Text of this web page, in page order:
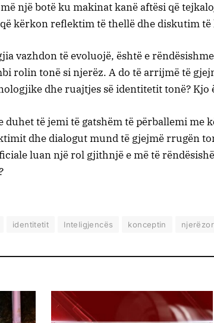
një botë ku makinat kanë aftësi që
kërkon reflektim të thellë dhe diskutim të
vazhdon të evoluojë, është e
rolin tonë si njerëz. A do të arrijmë të
dhe ruajtjes së identitetit tonë? Kjo
duhet të jemi të gatshëm të përballemi me
dhe dialogut mund të gjejmë rrugën
luan një rol gjithnjë e më të
identitetit Inteligjencës konceptin njerëzor